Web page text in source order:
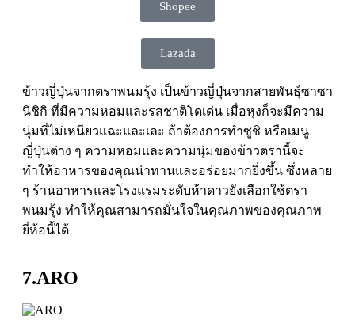
Shopee
Lazada
ข้าวญี่ปุ่นจากตราพนมรุ้ง เป็นข้าวญี่ปุ่นจากสายพันธุ์ซาซา
นิชิกิ ที่มีความหอมและรสชาติโดเด่น เมื่อหุงก็จะมีความ
นุ่มที่ไม่เหนียวแฉะและเละ ถ้าต้องการทำซูชิ หรือเมนู
ญี่ปุ่นต่าง ๆ ความหอมและความนุ่มของข้าวตรานี้จะ
ทำให้อาหารของคุณน่าทานและอร่อยมากยิ่งขึ้น ซึ่งหลาย
ๆ ร้านอาหารและโรงแรมระดับห้าดาวยังเลือกใช้ตรา
พนมรุ้ง ทำให้คุณสามารถมั่นใจในคุณภาพของคุณภาพ
ยี่ห้อนี้ได้
7.ARO